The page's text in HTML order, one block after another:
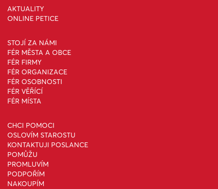
AKTUALITY
ONLINE PETICE
STOJÍ ZA NÁMI
FÉR MĚSTA A OBCE
FÉR FIRMY
FÉR ORGANIZACE
FÉR OSOBNOSTI
FÉR VĚŘÍCÍ
FÉR MÍSTA
CHCI POMOCI
OSLOVÍM STAROSTU
KONTAKTUJI POSLANCE
POMŮŽU
PROMLUVÍM
PODPOŘÍM
NAKOUPÍM